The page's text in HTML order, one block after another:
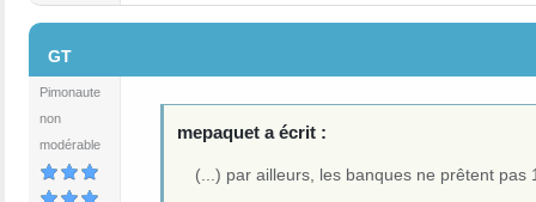
GT
Pimonaute
non
modérable
mepaquet a écrit :
(...) par ailleurs, les banques ne prêtent pas